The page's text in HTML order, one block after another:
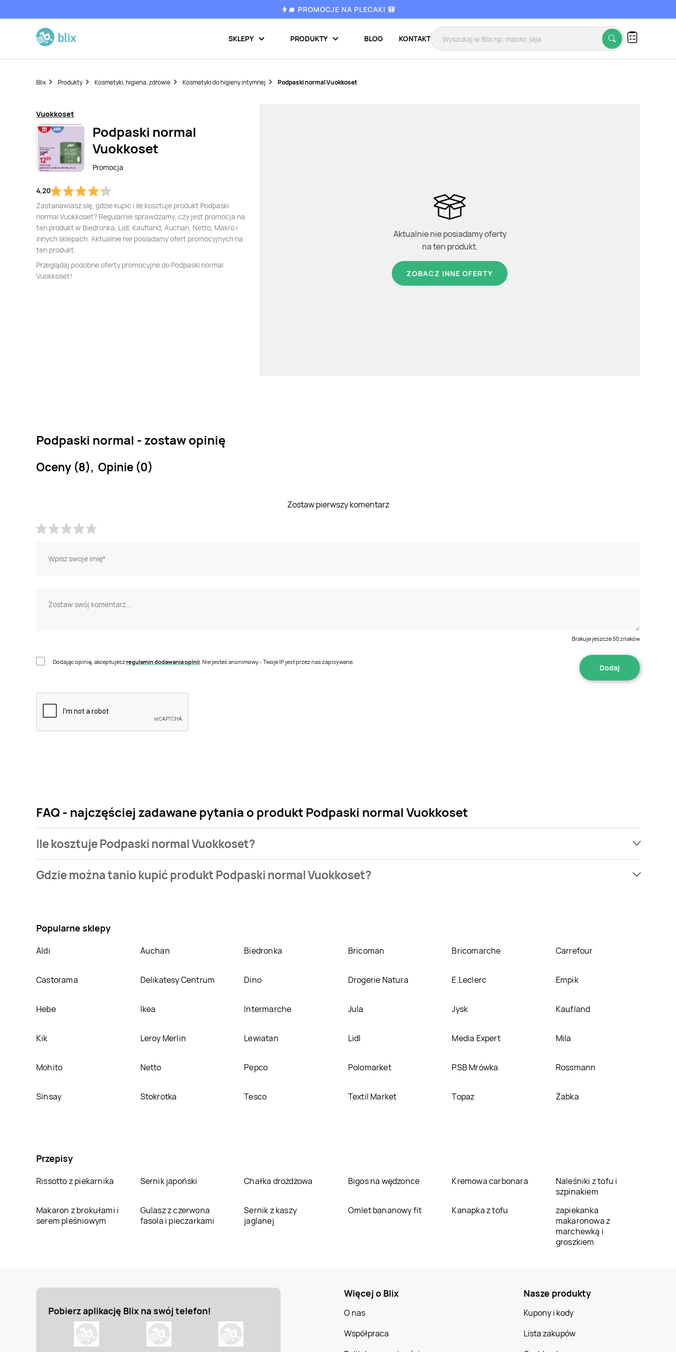
👩‍🎓 PROMOCJE NA PLECAKI 🎒
SKLEPY PRODUKTY BLOG KONTAKT
Blix Produkty Kosmetyki, higiena, zdrowie Kosmetyki do higieny intymnej Podpaski normal Vuokkoset
Vuokkoset
Podpaski normal
Vuokkoset
Promocja
4,20
Zastanawiasz się, gdzie kupić i ile kosztuje produkt Podpaski
normal Vuokkoset? Regularnie sprawdzamy, czy jest promocja na
ten produkt w Biedronka, Lidl, Kaufland, Auchan, Netto, Makro i
innych sklepach. Aktualnie nie posiadamy ofert promocyjnych na
ten produkt.
Przeglądaj podobne oferty promocyjne do Podpaski normal
Vuokkoset!
Aktualnie nie posiadamy oferty
na ten produkt.
ZOBACZ INNE OFERTY
Podpaski normal - zostaw opinię
Oceny (8), Opinie (0)
Zostaw pierwszy komentarz
Brakuje jeszcze50 znaków
Dodając opinię, akceptujeszregulamin dodawania opinii . Nie jesteś anonimowy - Twoje IP jest przez nas zapisywane.
FAQ - najczęściej zadawane pytania o produkt Podpaski normal Vuokkoset
Ile kosztuje Podpaski normal Vuokkoset?
normal Vuokkoset kosztuje od 10,99 zł do 12,99 zł.
Gdzie można tanio kupić produkt Podpaski normal Vuokkoset?
Popularne sklepy
Aldi Auchan Biedronka Bricoman Bricomarche Carrefour
Castorama Delikatesy Centrum Dino Drogerie Natura E.Leclerc Empik
Hebe Ikea Intermarche Jula Jysk Kaufland
Kik Leroy Merlin Lewiatan Lidl Media Expert Mila
Mohito Netto Pepco Polomarket PSB Mrówka Rossmann
Sinsay Stokrotka Tesco Textil Market Topaz Żabka
Przepisy
Rissotto z piekarnika Sernik japoński Chałka drożdżowa Bigos na wędzonce Kremowa carbonara
Naleśniki z tofu i
szpinakiem
Makaron z brokułami i
serem pleśniowym
Gulasz z czerwona
fasola i pieczarkami
Sernik z kaszy
jaglanej
Omlet bananowy fit Kanapka z tofu
zapiekanka
makaronowa z
marchewką i
groszkiem
Pobierz aplikację Blix na swój telefon!
Więcej o Blix
O nas
Współpraca
Nasze produkty
Kupony i kody
Lista zakupów